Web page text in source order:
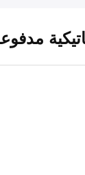
مدفوعة